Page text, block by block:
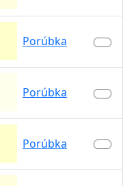
Porúbka
Porúbka
Porúbka